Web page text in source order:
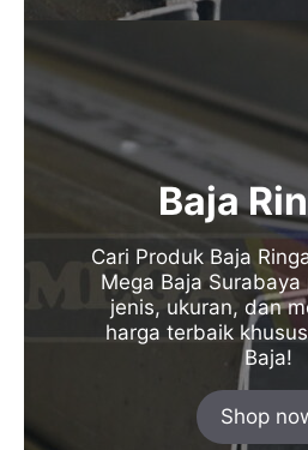
Baja
Cari Produk Baja
Mega Baja
jenis, ukuran, dan
harga terbaik
Baja!
Shop